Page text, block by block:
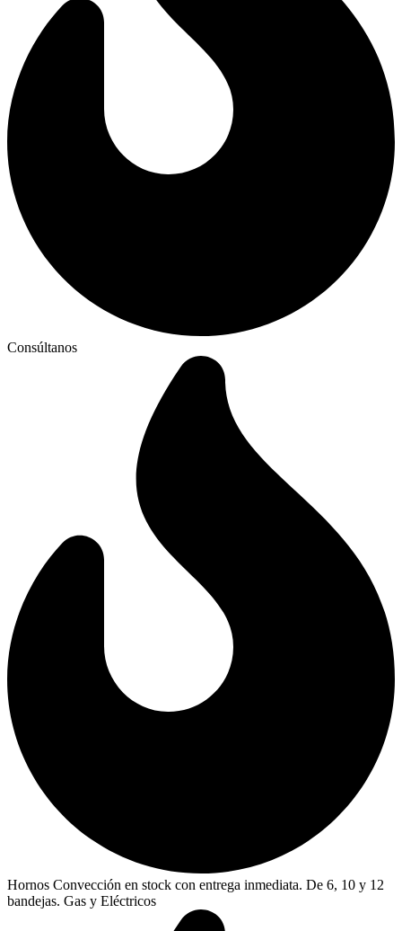
Consúltanos
Hornos Convección en stock con entrega inmediata. De 6, 10 y 12
bandejas. Gas y Eléctricos